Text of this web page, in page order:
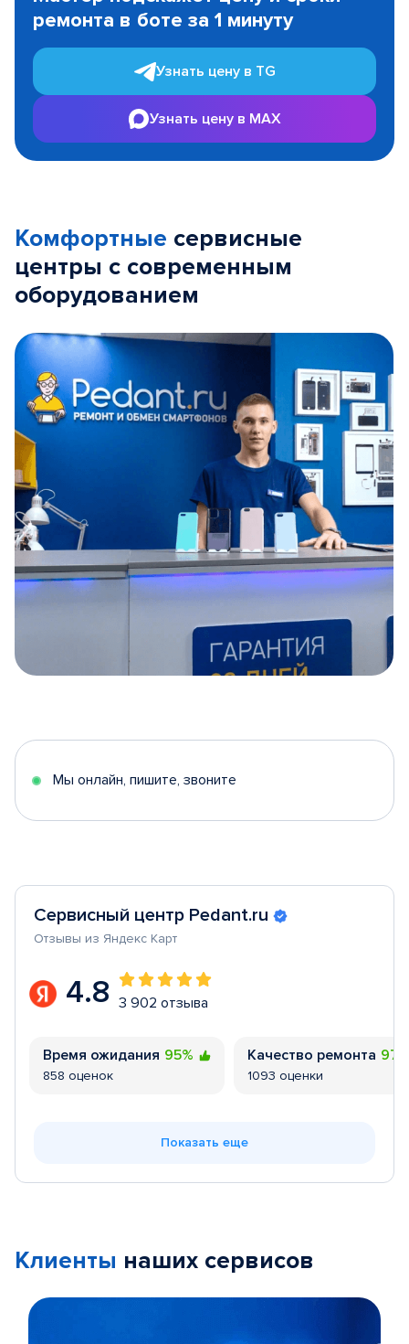
ремонта в боте за 1 минуту
Узнать цену в TG
Узнать цену в MAX
Комфортные сервисные
центры с современным
оборудованием
5
Мы онлайн, пишите, звоните
Сервисный центр Pedant.ru
Отзывы из Яндекс Карт
4.8 3 902 отзыва
Время ожидания 95%
858 оценок
Качество ремонта
1093 оценки
Показать еще
Клиенты наших сервисов